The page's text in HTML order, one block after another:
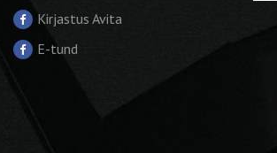
Kirjastus Avita
E-tund